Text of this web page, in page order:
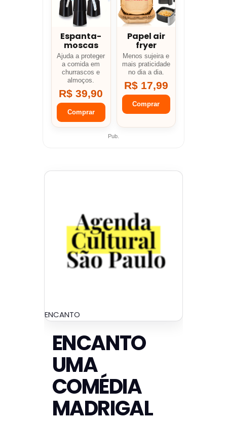
Espanta-
moscas
Ajuda a proteger
a comida em
churrascos e
almoços.
R$ 39,90
Comprar
Papel air
fryer
Menos sujeira e
mais praticidade
no dia a dia.
R$ 17,99
Comprar
Pub.
ENCANTO
ENCANTO
UMA
COMÉDIA
MADRIGAL